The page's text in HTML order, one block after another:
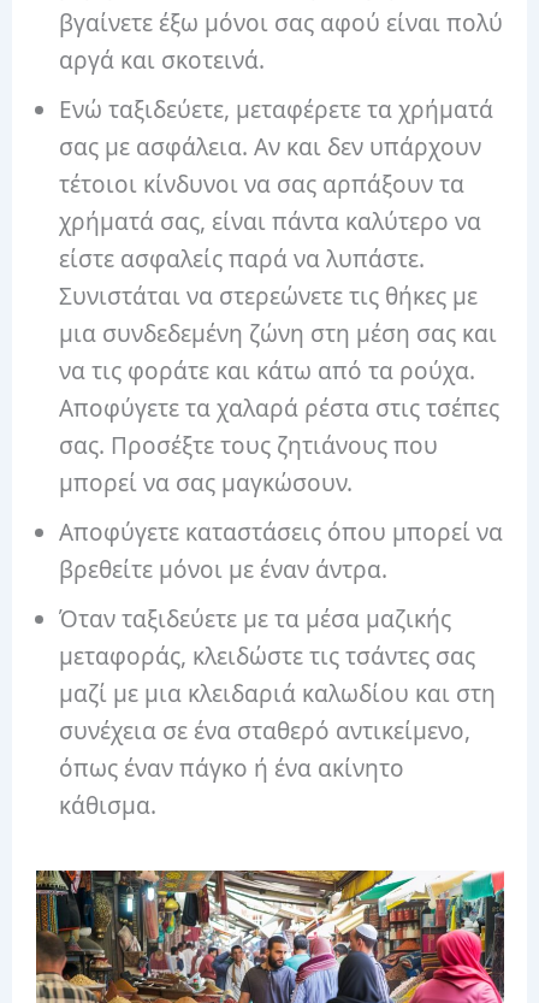
βγαίνετε έξω μόνοι σας αφού είναι πολύ
αργά και σκοτεινά.
Ενώ ταξιδεύετε, μεταφέρετε τα χρήματά
σας με ασφάλεια. Αν και δεν υπάρχουν
τέτοιοι κίνδυνοι να σας αρπάξουν τα
χρήματά σας, είναι πάντα καλύτερο να
είστε ασφαλείς παρά να λυπάστε.
Συνιστάται να στερεώνετε τις θήκες με
μια συνδεδεμένη ζώνη στη μέση σας και
να τις φοράτε και κάτω από τα ρούχα.
Αποφύγετε τα χαλαρά ρέστα στις τσέπες
σας. Προσέξτε τους ζητιάνους που
μπορεί να σας μαγκώσουν.
Αποφύγετε καταστάσεις όπου μπορεί να
βρεθείτε μόνοι με έναν άντρα.
Όταν ταξιδεύετε με τα μέσα μαζικής
μεταφοράς, κλειδώστε τις τσάντες σας
μαζί με μια κλειδαριά καλωδίου και στη
συνέχεια σε ένα σταθερό αντικείμενο,
όπως έναν πάγκο ή ένα ακίνητο
κάθισμα.